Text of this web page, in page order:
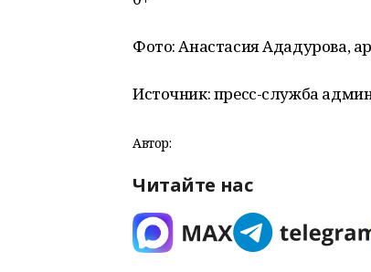
Фото: Анастасия Ададурова,
Источник: пресс-служба
Автор:
Читайте нас